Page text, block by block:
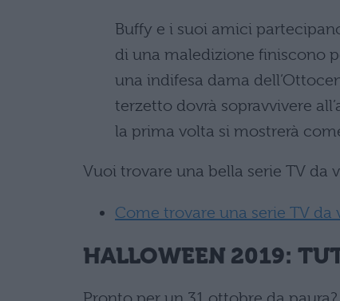
Buffy e i suoi amici
di una maledizione finiscono
una indifesa dama
terzetto dovrà sopravvivere
la prima volta si mostrerà
Vuoi trovare una bella serie TV da
Come trovare una serie TV da
HALLOWEEN 2019: